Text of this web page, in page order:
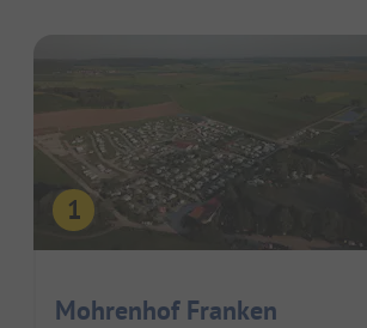
Mohrenhof Franken